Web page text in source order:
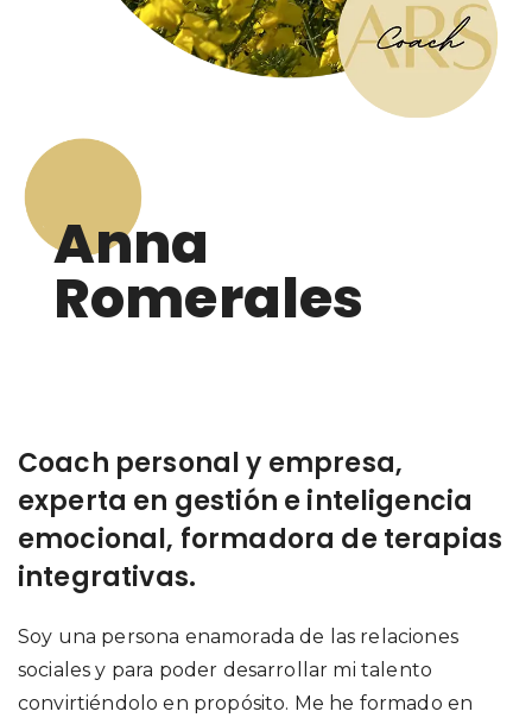
Anna
Romerales
Coach personal y empresa,
experta en gestión e inteligencia
emocional, formadora de terapias
integrativas.
Soy una persona enamorada de las relaciones
sociales y para poder desarrollar mi talento
convirtiéndolo en propósito. Me he formado en